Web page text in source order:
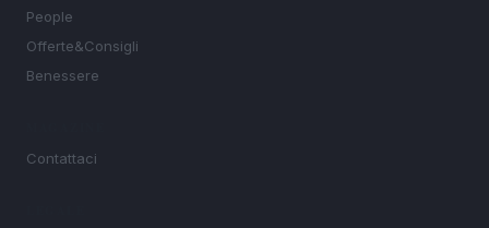
People
Offerte&Consigli
Benessere
Contattaci